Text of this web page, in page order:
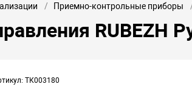
Приемно-контрольные приборы
ТК003180